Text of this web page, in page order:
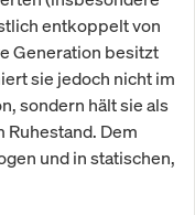
entkoppelt von
Generation besitzt
sie jedoch nicht im
sondern hält sie als
Dem
und in statischen,